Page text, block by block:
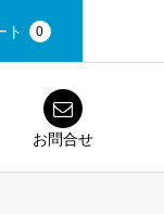
ト 0
お問合せ